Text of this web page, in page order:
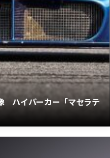
ハイパーカー「マセラテ